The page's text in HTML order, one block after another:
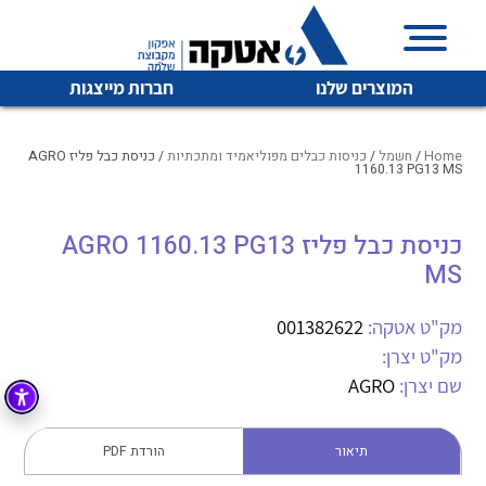
המוצרים שלנו חברות מייצגות
איכות | שרות | זמינות
אטקה בע”מ היא החברה הגדולה והמובילה בישראל בשיווק
מיתוג, בקרה , ואינסטלציה חשמלית ופעילה ב7 תחומים:
חשמל
קופסאות וארונות לחשמל, בקרה ואלקטרוניקה
לכל מוצרי היצרן לכל מוצרי היצרן
לכל מוצרי היצרן לכל מוצרי היצרן
Home
/ חשמל / כניסות כבלים מפוליאמיד ומתכתיות / כניסת כבל פליז AGRO
1160.13 PG13 MS
כניסת כבל פליז AGRO 1160.13 PG13
MS
מק"ט אטקה: 001382622
מק"ט יצרן:
שם יצרן: AGRO
תיאור הורדת PDF